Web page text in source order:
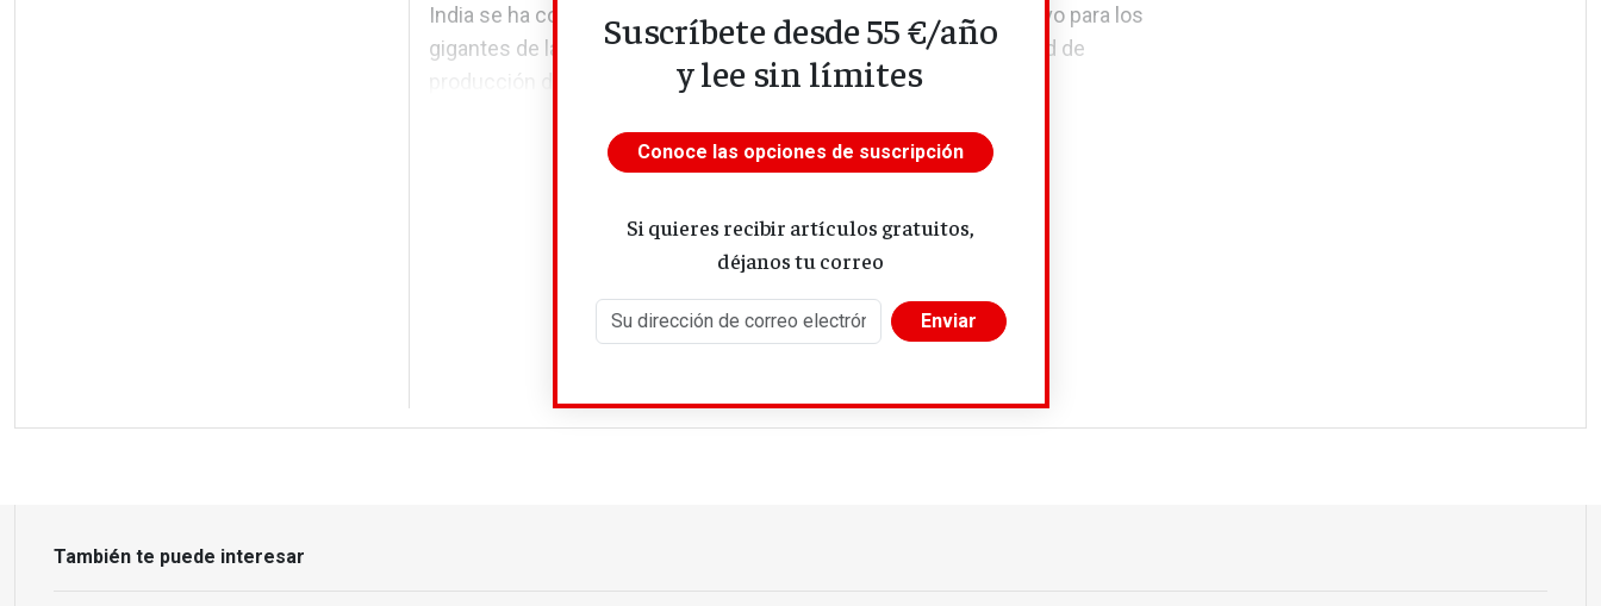
India se ha convertido en un mercado extraordinariamente atractivo para los
gigantes de la siderurgia. ArcelorMittal prevé duplicar su capacidad de
producción de...
Suscríbete desde 55 €/año
y lee sin límites
Conoce las opciones de suscripción
Si quieres recibir artículos gratuitos,
déjanos tu correo
También te puede interesar